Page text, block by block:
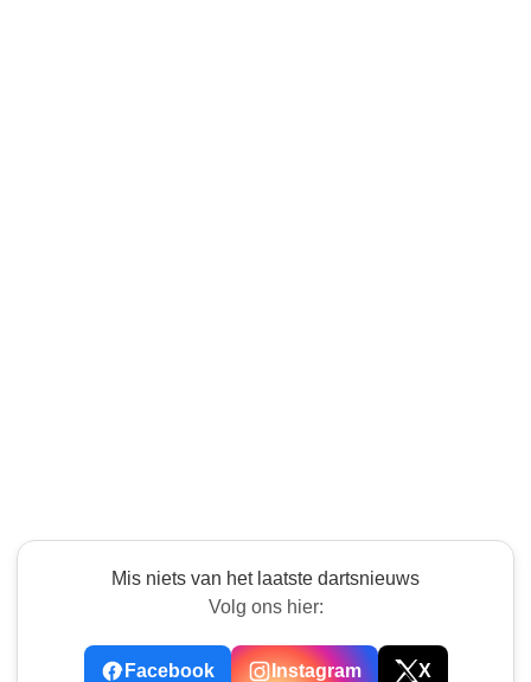
Mis niets van het laatste dartsnieuws
Volg ons hier:
Facebook Instagram X